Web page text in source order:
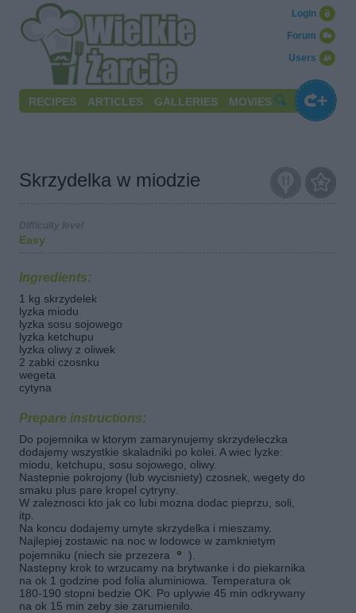
Users
Forum
Login
RECIPES ARTICLES GALLERIES MOVIES
Skrzydelka w miodzie
Easy
Ingredients:
1 kg skrzydelek
lyzka miodu
lyzka sosu sojowego
lyzka ketchupu
lyzka oliwy z oliwek
2 zabki czosnku
wegeta
cytyna
Prepare instructions:
Do pojemnika w ktorym zamarynujemy skrzydeleczka
dodajemy wszystkie skaladniki po kolei. A wiec lyzke:
miodu, ketchupu, sosu sojowego, oliwy.
Nastepnie pokrojony (lub wycisniety) czosnek, wegety do
smaku plus pare kropel cytryny.
W zaleznosci kto jak co lubi mozna dodac pieprzu, soli,
itp.
Na koncu dodajemy umyte skrzydelka i mieszamy.
Najlepiej zostawic na noc w lodowce w zamknietym
pojemniku (niech sie przezera
).
Nastepny krok to wrzucamy na brytwanke i do piekarnika
na ok 1 godzine pod folia aluminiowa. Temperatura ok
180-190 stopni bedzie OK. Po uplywie 45 min odkrywany
na ok 15 min zeby sie zarumienilo.